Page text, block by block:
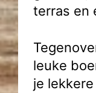
terras en
leuke
je